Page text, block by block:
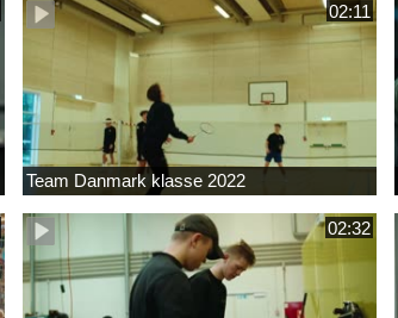
02:11
Team Danmark klasse 2022
02:32